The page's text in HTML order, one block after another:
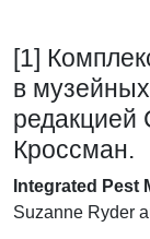
[1]
в
Кроссман.
Integrated Pest
Suzanne Ryder